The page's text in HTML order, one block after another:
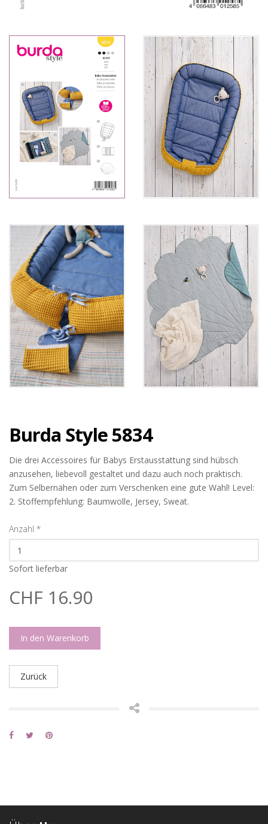
Burda Style 5834
Die drei Accessoires für Babys Erstausstattung sind hübsch
anzusehen, liebevoll gestaltet und dazu auch noch praktisch.
Zum Selbernähen oder zum Verschenken eine gute Wahl! Level:
2. Stoffempfehlung: Baumwolle, Jersey, Sweat.
Anzahl *
Sofort lieferbar
CHF 16.90
In den Warenkorb
Zurück